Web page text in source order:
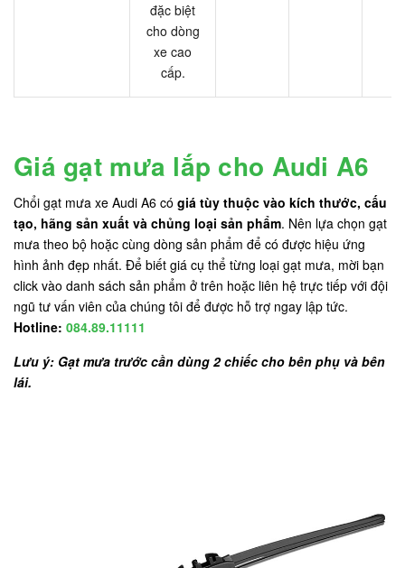
đặc biệt
cho dòng
xe cao
cấp.
Giá gạt mưa lắp cho Audi A6
Chổi gạt mưa xe Audi A6 có giá tùy thuộc vào kích thước, cấu
tạo, hãng sản xuất và chủng loại sản phẩm. Nên lựa chọn gạt
mưa theo bộ hoặc cùng dòng sản phẩm để có được hiệu ứng
hình ảnh đẹp nhất. Để biết giá cụ thể từng loại gạt mưa, mời bạn
click vào danh sách sản phẩm ở trên hoặc liên hệ trực tiếp với đội
ngũ tư vấn viên của chúng tôi để được hỗ trợ ngay lập tức.
Hotline: 084.89.11111
Lưu ý: Gạt mưa trước cần dùng 2 chiếc cho bên phụ và bên
lái.